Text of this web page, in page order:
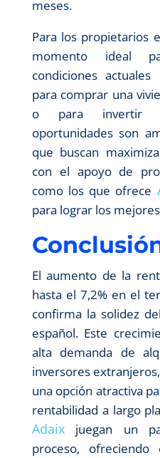
meses.
Para los propietarios
momento ideal
condiciones
para comprar una
o para invertir
oportunidades son
que buscan
con el apoyo de
como los que ofrece
para lograr los
El aumento de la
hasta el 7,2% en el
confirma la solidez
español. Este
alta demanda de
inversores
una opción atractiva
rentabilidad a largo
Adaixjuegan un
proceso,